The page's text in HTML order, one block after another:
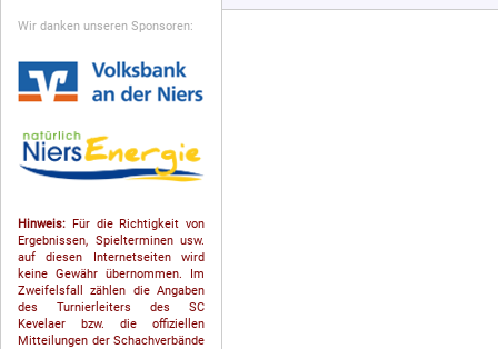
Wir danken unseren Sponsoren:
Hinweis: Für die Richtigkeit von
Ergebnissen, Spielterminen usw.
auf diesen Internetseiten wird
keine Gewähr übernommen. Im
Zweifelsfall zählen die Angaben
des Turnierleiters des SC
Kevelaer bzw. die offiziellen
Mitteilungen der Schach­ver­bände